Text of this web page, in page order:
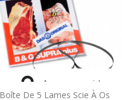
Boîte De 5 Lames Scie À Os
 Aperçu rapide